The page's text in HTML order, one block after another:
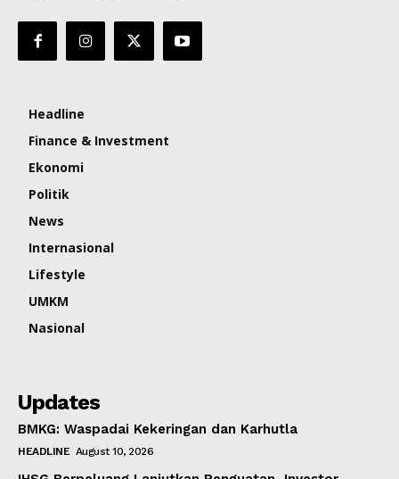
Headline
Finance & Investment
Ekonomi
Politik
News
Internasional
Lifestyle
UMKM
Nasional
Updates
BMKG: Waspadai Kekeringan dan Karhutla
HEADLINE August 10, 2026